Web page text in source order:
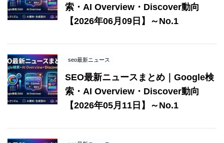
索・AI Overview・Discover動向
【2026年06月09日】～No.1
seo最新ニュース
SEO最新ニュースまとめ｜Google検
索・AI Overview・Discover動向
【2026年05月11日】～No.1